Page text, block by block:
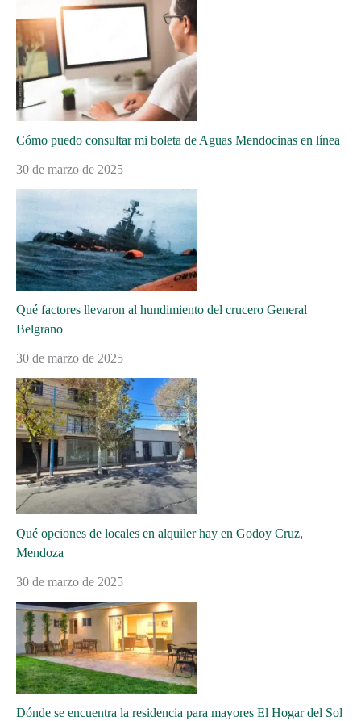
Cómo puedo consultar mi boleta de Aguas Mendocinas en línea
30 de marzo de 2025
Qué factores llevaron al hundimiento del crucero General
Belgrano
30 de marzo de 2025
Qué opciones de locales en alquiler hay en Godoy Cruz,
Mendoza
30 de marzo de 2025
Dónde se encuentra la residencia para mayores El Hogar del Sol